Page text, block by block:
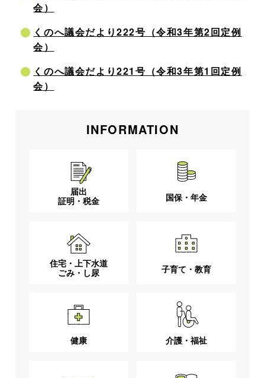
会）
くのへ議会だより222号（令和3年第2回定例
会）
くのへ議会だより221号（令和3年第1回定例
会）
INFORMATION
届出
証明・税金
国保・年金
住宅・上下水道
ごみ・し尿
子育て・教育
健康 介護・福祉